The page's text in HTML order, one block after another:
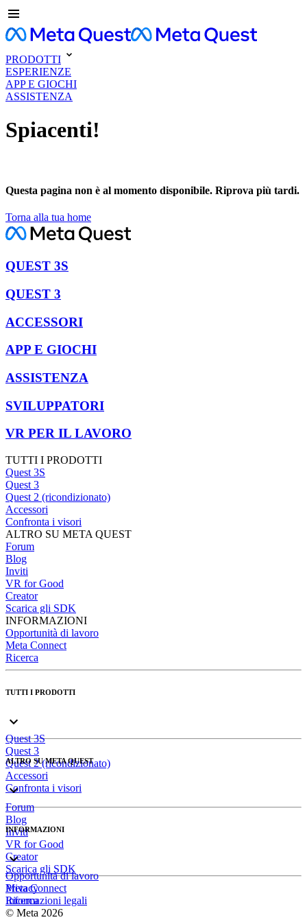
PRODOTTI
ESPERIENZE
APP E GIOCHI
ASSISTENZA
Spiacenti!
Questa pagina non è al momento disponibile. Riprova più tardi.
Torna alla tua home
QUEST 3S
QUEST 3
ACCESSORI
APP E GIOCHI
ASSISTENZA
SVILUPPATORI
VR PER IL LAVORO
TUTTI I PRODOTTI
Quest 3S
Quest 3
Quest 2 (ricondizionato)
Accessori
Confronta i visori
ALTRO SU META QUEST
Forum
Blog
Inviti
VR for Good
Creator
Scarica gli SDK
INFORMAZIONI
Opportunità di lavoro
Meta Connect
Ricerca
TUTTI I PRODOTTI
Quest 3S
Quest 3
Quest 2 (ricondizionato)
Accessori
Confronta i visori
ALTRO SU META QUEST
Forum
Blog
Inviti
VR for Good
Creator
Scarica gli SDK
INFORMAZIONI
Opportunità di lavoro
Meta Connect
Ricerca
Privacy
Informazioni legali
© Meta 2026